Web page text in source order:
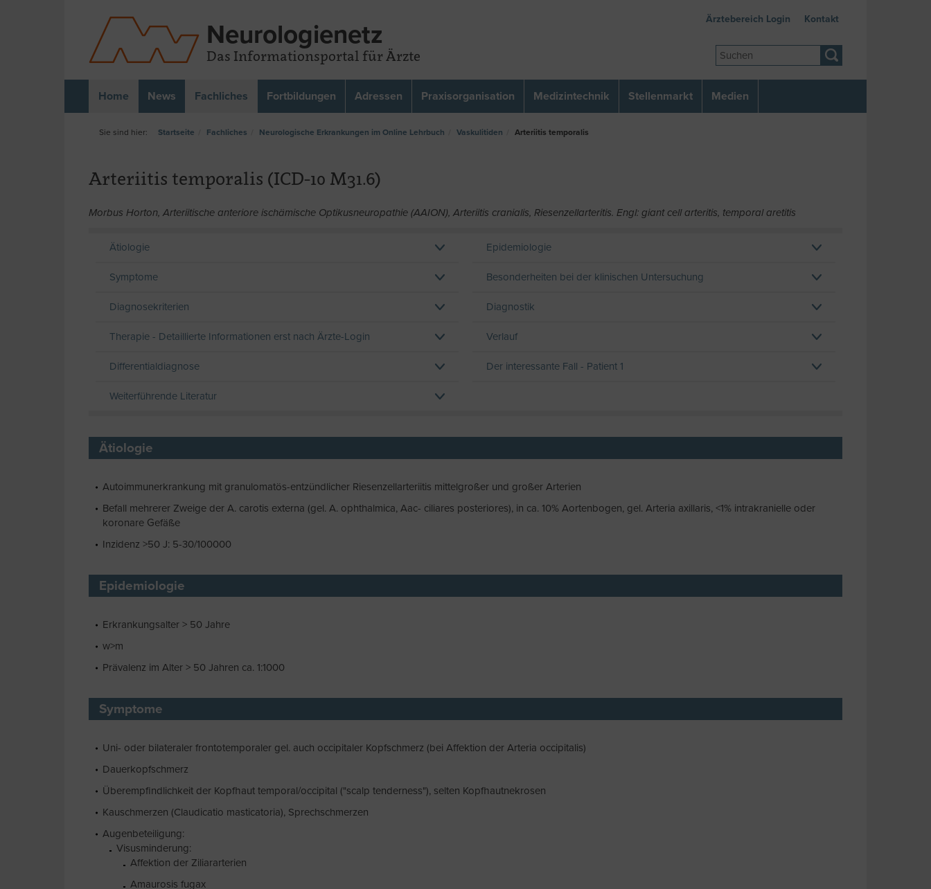
Neurologienetz
Das Informationsportal für Ärzte
Ärztebereich Login Kontakt
Home News Fachliches Fortbildungen Adressen Praxisorganisation Medizintechnik Stellenmarkt Medien
Startseite Fachliches Neurologische Erkrankungen im Online Lehrbuch Vaskulitiden Arteriitis temporalis
Arteriitis temporalis (ICD-10 M31.6)
Morbus Horton, Arteriitische anteriore ischämische Optikusneuropathie (AAION), Arteriitis cranialis, Riesenzellarteritis. Engl: giant cell arteritis, temporal aretitis
Ätiologie Epidemiologie
Symptome Besonderheiten bei der klinischen Untersuchung
Diagnosekriterien Diagnostik
Therapie - Detaillierte Informationen erst nach Ärzte-Login Verlauf
Differentialdiagnose Der interessante Fall - Patient 1
Weiterführende Literatur
Ätiologie
Autoimmunerkrankung mit granulomatös-entzündlicher Riesenzellarteriitis mittelgroßer und großer Arterien
Befall mehrerer Zweige der A. carotis externa (gel. A. ophthalmica, Aac- ciliares posteriores), in ca. 10% Aortenbogen, gel. Arteria axillaris, <1% intrakranielle oder
koronare Gefäße
Inzidenz >50 J: 5-30/100000
Epidemiologie
Erkrankungsalter > 50 Jahre
w>m
Prävalenz im Alter > 50 Jahren ca. 1:1000
Symptome
Uni- oder bilateraler frontotemporaler gel. auch occipitaler Kopfschmerz (bei Affektion der Arteria occipitalis)
Dauerkopfschmerz
Überempfindlichkeit der Kopfhaut temporal/occipital ("scalp tenderness"), selten Kopfhautnekrosen
Kauschmerzen (Claudicatio masticatoria), Sprechschmerzen
Augenbeteiligung:
Visusminderung:
Affektion der Ziliararterien
Amaurosis fugax